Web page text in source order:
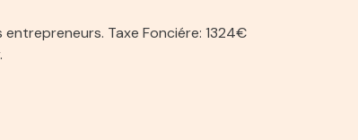
Taxe Fonciére: 1324€